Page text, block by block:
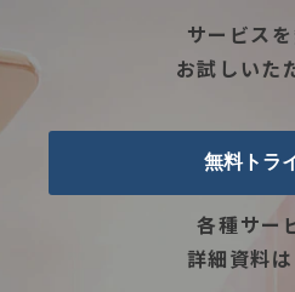
サービス
お試しいた
無料トラ
各種サー
詳細資料